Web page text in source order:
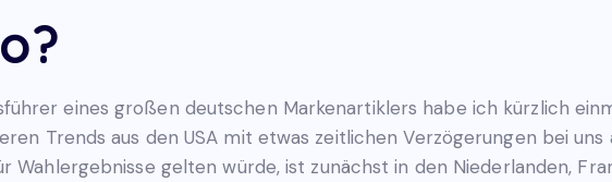
eines großen deutschen Markenartiklers habe ich kürzlich
Trends aus den USA mit etwas zeitlichen Verzögerungen bei uns
Wahlergebnisse gelten würde, ist zunächst in den Niederlanden,